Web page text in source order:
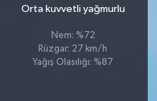
Orta kuvvetli yağmurlu
Nem: %72
Rüzgar: 27 km/h
Yağış Olasılığı: %87